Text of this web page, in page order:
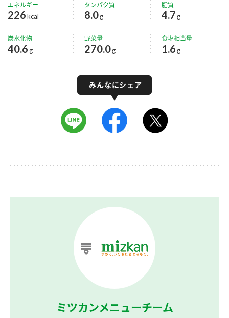
エネルギー
226kcal
タンパク質
8.0g
脂質
4.7 g
炭水化物
40.6 g
野菜量
270.0g
食塩相当量
1.6 g
ミツカンメニューチーム